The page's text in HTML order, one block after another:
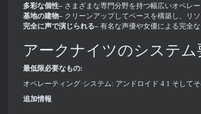
多彩な個性– さまざまな専門分野を持つ幅広いオペレ
基地の建物– クリーンアップしてベースを構築し、リ
完全に声で演じられる– 有名な声優や女優による完全
アークナイツのシステム
最低限必要なもの:
オペレーティング·システム: アンドロイド 4 1 そして
追加情報